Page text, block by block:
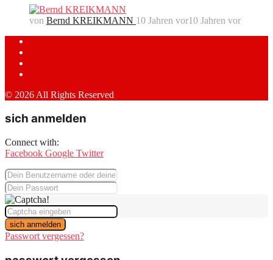
von Bernd KREIKMANN 10 Jahren vor10 Jahren vor
© 2026 All Rights Reserved
sich anmelden
Connect with:
Facebook Google Twitter
sich anmelden
Passwort vergessen?